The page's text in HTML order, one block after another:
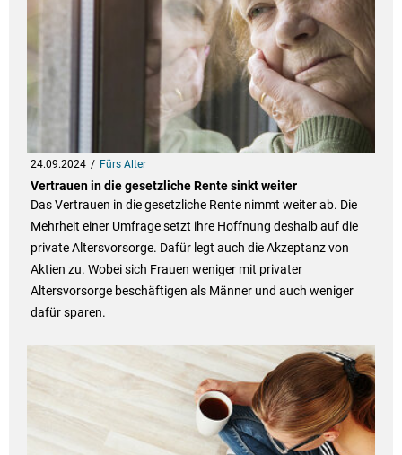
24.09.2024 Fürs Alter
Vertrauen in die gesetzliche Rente sinkt weiter
Das Vertrauen in die gesetzliche Rente nimmt weiter ab. Die
Mehrheit einer Umfrage setzt ihre Hoffnung deshalb auf die
private Altersvorsorge. Dafür legt auch die Akzeptanz von
Aktien zu. Wobei sich Frauen weniger mit privater
Altersvorsorge beschäftigen als Männer und auch weniger
dafür sparen.